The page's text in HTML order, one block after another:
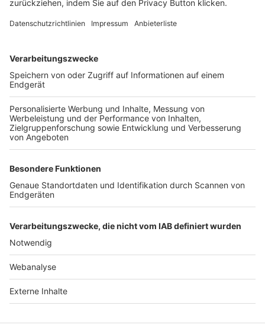
FOLGE DEM BFV
TOP-VEREINE
TOP-PARTNER
Nutzungsbedingungen Datenschutz Impressum